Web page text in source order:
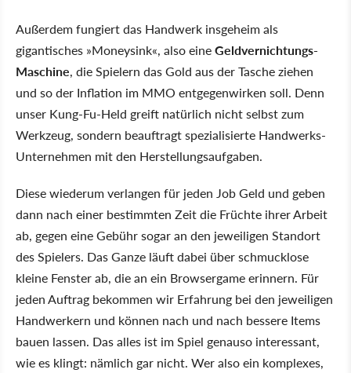
Außerdem fungiert das Handwerk insgeheim als
gigantisches »Moneysink«, also eineGeldvernichtungs-
Maschine, die Spielern das Gold aus der Tasche ziehen
und so der Inflation im MMO entgegenwirken soll. Denn
unser Kung-Fu-Held greift natürlich nicht selbst zum
Werkzeug, sondern beauftragt spezialisierte Handwerks-
Unternehmen mit den Herstellungsaufgaben.
Diese wiederum verlangen für jeden Job Geld und geben
dann nach einer bestimmten Zeit die Früchte ihrer Arbeit
ab, gegen eine Gebühr sogar an den jeweiligen Standort
des Spielers. Das Ganze läuft dabei über schmucklose
kleine Fenster ab, die an ein Browsergame erinnern. Für
jeden Auftrag bekommen wir Erfahrung bei den jeweiligen
Handwerkern und können nach und nach bessere Items
bauen lassen. Das alles ist im Spiel genauso interessant,
wie es klingt: nämlich gar nicht. Wer also ein komplexes,